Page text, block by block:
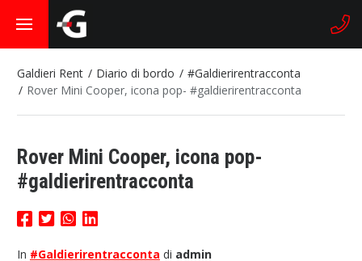
Galdieri Rent Diario di bordo
#Galdierirentracconta
Rover Mini Cooper, icona pop- #galdierirentracconta
Rover Mini Cooper, icona pop-
#galdierirentracconta
In #Galdierirentracconta di admin